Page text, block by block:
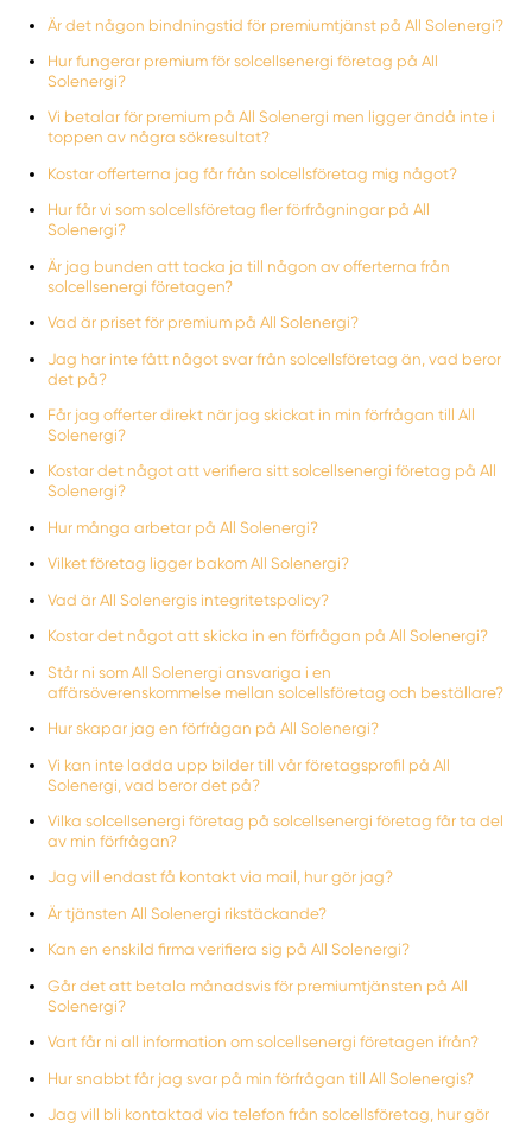
Är det någon bindningstid för premiumtjänst på All Solenergi?
Hur fungerar premium för solcellsenergi företag på All
Solenergi?
Vi betalar för premium på All Solenergi men ligger ändå inte i
toppen av några sökresultat?
Kostar offerterna jag får från solcellsföretag mig något?
Hur får vi som solcellsföretag fler förfrågningar på All
Solenergi?
Är jag bunden att tacka ja till någon av offerterna från
solcellsenergi företagen?
Vad är priset för premium på All Solenergi?
Jag har inte fått något svar från solcellsföretag än, vad beror
det på?
Får jag offerter direkt när jag skickat in min förfrågan till All
Solenergi?
Kostar det något att verifiera sitt solcellsenergi företag på All
Solenergi?
Hur många arbetar på All Solenergi?
Vilket företag ligger bakom All Solenergi?
Vad är All Solenergis integritetspolicy?
Kostar det något att skicka in en förfrågan på All Solenergi?
Står ni som All Solenergi ansvariga i en
affärsöverenskommelse mellan solcellsföretag och beställare?
Hur skapar jag en förfrågan på All Solenergi?
Vi kan inte ladda upp bilder till vår företagsprofil på All
Solenergi, vad beror det på?
Vilka solcellsenergi företag på solcellsenergi företag får ta del
av min förfrågan?
Jag vill endast få kontakt via mail, hur gör jag?
Är tjänsten All Solenergi rikstäckande?
Kan en enskild firma verifiera sig på All Solenergi?
Går det att betala månadsvis för premiumtjänsten på All
Solenergi?
Vart får ni all information om solcellsenergi företagen ifrån?
Hur snabbt får jag svar på min förfrågan till All Solenergis?
Jag vill bli kontaktad via telefon från solcellsföretag, hur gör